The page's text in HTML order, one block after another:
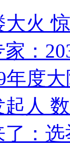
大火
：
年度
人
：